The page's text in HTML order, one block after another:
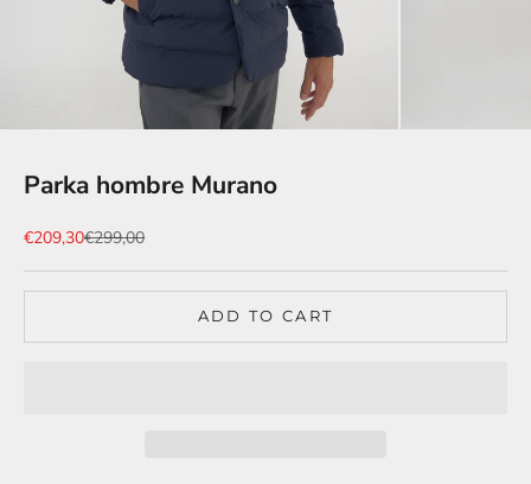
Parka hombre Murano
Sale price
€209,30Regular price
€299,00
ADD TO CART